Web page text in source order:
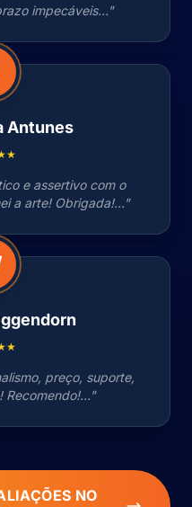
impecáveis..."
Antunes
e assertivo com o
a arte! Obrigada!..."
preço, suporte,
Recomendo!..."
NO